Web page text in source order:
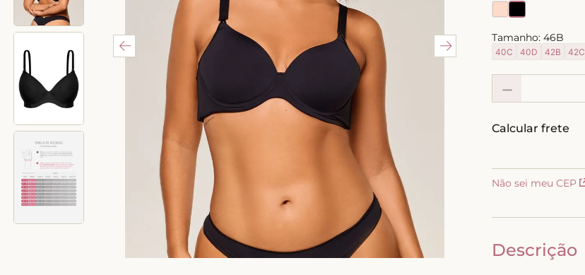
Tamanho: 46B
40C 40D 42B 42C
－
Não sei meu CEP
Descrição
10º